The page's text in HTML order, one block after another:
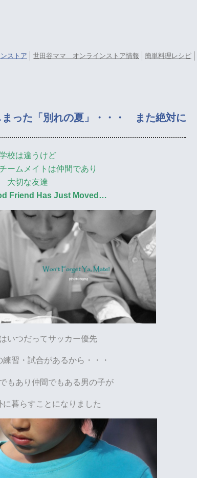
ストア 世田谷ママ オンラインストア情報 簡単料理レシピ
った「別れの夏」・・・ また絶対に
校は違うけど
ームメイトは仲間であり
大切な友達
Friend Has Just Moved…
いつだってサッカー優先
習・試合があるから・・・
もあり仲間でもある男の子が
に暮らすことになりました